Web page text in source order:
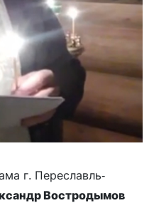
г. Переславль-
Востродымов